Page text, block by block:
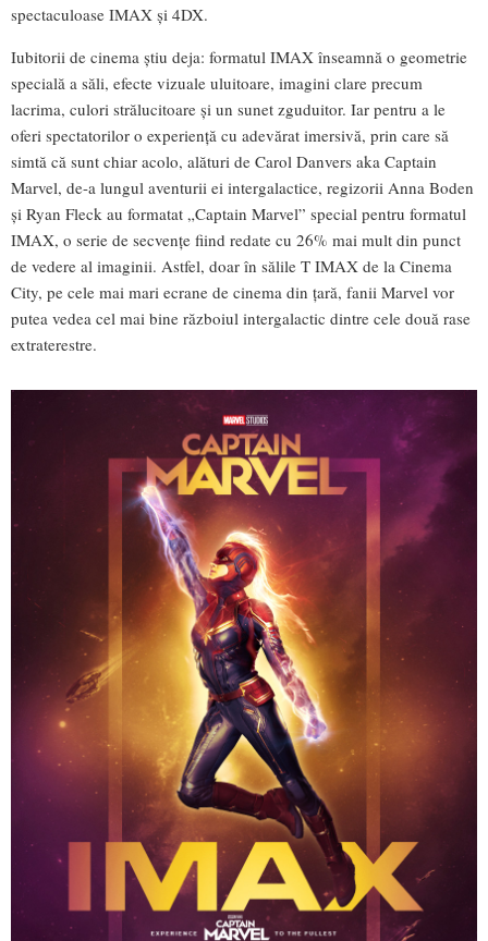
spectaculoase IMAX și 4DX.
Iubitorii de cinema știu deja: formatul IMAX înseamnă o geometrie
specială a săli, efecte vizuale uluitoare, imagini clare precum
lacrima, culori strălucitoare și un sunet zguduitor. Iar pentru a le
oferi spectatorilor o experiență cu adevărat imersivă, prin care să
simtă că sunt chiar acolo, alături de Carol Danvers aka Captain
Marvel, de-a lungul aventurii ei intergalactice, regizorii Anna Boden
și Ryan Fleck au formatat „Captain Marvel” special pentru formatul
IMAX, o serie de secvențe fiind redate cu 26% mai mult din punct
de vedere al imaginii. Astfel, doar în sălile T IMAX de la Cinema
City, pe cele mai mari ecrane de cinema din țară, fanii Marvel vor
putea vedea cel mai bine războiul intergalactic dintre cele două rase
extraterestre.